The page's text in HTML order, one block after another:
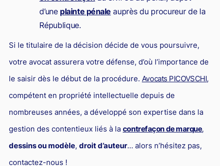
d’une plainte pénale auprès du procureur de la
République.
Si le titulaire de la décision décide de vous poursuivre,
votre avocat assurera votre défense, d’où l’importance de
le saisir dès le début de la procédure. Avocats PICOVSCHI,
compétent en propriété intellectuelle depuis de
nombreuses années, a développé son expertise dans la
gestion des contentieux liés à la contrefaçon de marque,
dessins ou modèle, droit d’auteur… alors n’hésitez pas,
contactez-nous !